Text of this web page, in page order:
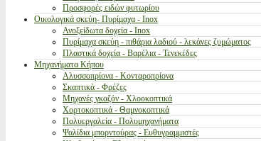
Προσφορές ειδών φυτωρίου
Οικολογικά σκεύη- Πυρίμαχα - Inox
Ανοξείδωτα δοχεία - Inox
Πυρίμαχα σκεύη - πιθάρια λαδιού - λεκάνες ζυμώματος
Πλαστικά δοχεία - Βαρέλια - Τενεκέδες
Μηχανήματα Κήπου
Αλυσσοπρίονα - Κονταροπρίονα
Σκαπτικά - Φρέζες
Μηχανές γκαζόν - Χλοοκοπτικά
Χορτοκοπτικά - Θαμνοκοπτικά
Πολυεργαλεία - Πολυμηχανήματα
Ψαλίδια μπορντούρας - Ευθυγραμμιστές